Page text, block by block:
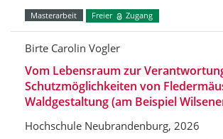
Masterarbeit Freier Zugang
Birte Carolin Vogler
Vom Lebensraum zur
Schutzmöglichkeiten von
Waldgestaltung (am Beispiel
Hochschule Neubrandenburg, 2026